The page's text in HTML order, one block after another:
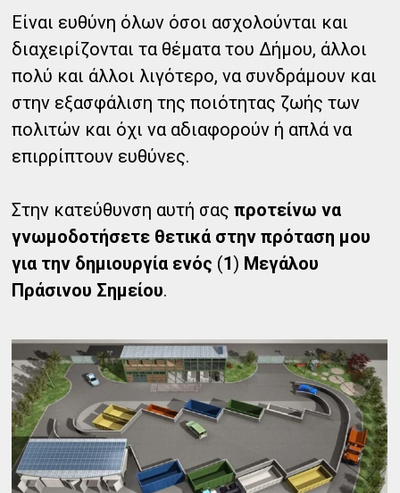
Είναι ευθύνη όλων όσοι ασχολούνται και
διαχειρίζονται τα θέματα του Δήμου, άλλοι
πολύ και άλλοι λιγότερο, να συνδράμουν και
στην εξασφάλιση της ποιότητας ζωής των
πολιτών και όχι να αδιαφορούν ή απλά να
επιρρίπτουν ευθύνες.
Στην κατεύθυνση αυτή σαςπροτείνω να
γνωμοδοτήσετε θετικά στην πρόταση μου
για την δημιουργία ενός (1) Μεγάλου
Πράσινου Σημείου.